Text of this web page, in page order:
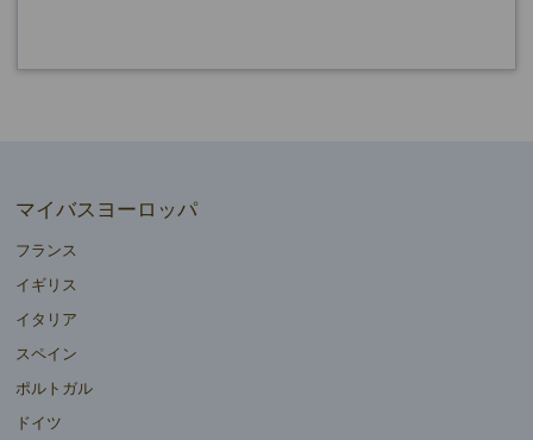
(11/3、12/24、1/5・7・14・21・28、2/18を除く)
マイバスヨーロッパ
フランス
イギリス
イタリア
スペイン
ポルトガル
ドイツ